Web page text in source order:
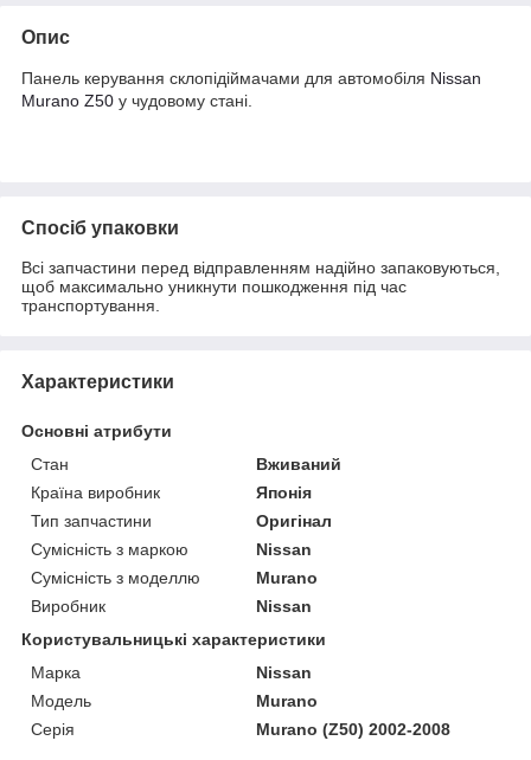
Опис
Панель керування склопідіймачами для автомобіля Nissan
Murano Z50 у чудовому стані.
Спосіб упаковки
Всі запчастини перед відправленням надійно запаковуються,
щоб максимально уникнути пошкодження під час
транспортування.
Характеристики
Основні атрибути
Стан
Вживаний
Країна виробник
Японія
Тип запчастини
Оригінал
Сумісність з маркою
Nissan
Сумісність з моделлю
Murano
Виробник
Nissan
Користувальницькі характеристики
Марка
Nissan
Модель
Murano
Серія
Murano (Z50) 2002-2008